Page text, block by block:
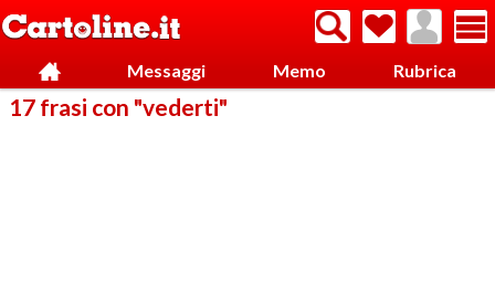
Messaggi Memo Rubrica
17 frasi con "vederti"